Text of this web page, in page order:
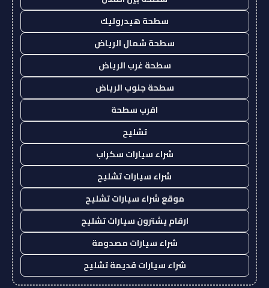
سطحة هيدروليك
سطحة شمال الرياض
سطحة غرب الرياض
سطحة جنوب الرياض
اقرب سطحة
تشليح
شراء سيارات سكراب
شراء سيارات تشليح
موقع شراء سيارات تشليح
ارقام يشترون سيارات تشليح
شراء سيارات مصدومة
شراء سيارات قديمة تشليح